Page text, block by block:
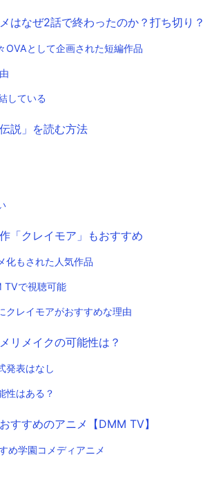
はなぜ2話で終わったのか？打ち切り？
OVAとして企画された短編作品
している
説」を読む方法
「クレイモア」もおすすめ
化もされた人気作品
TVで視聴可能
クレイモアがおすすめな理由
リメイクの可能性は？
発表はなし
性はある？
すすめのアニメ【DMM TV】
め学園コメディアニメ